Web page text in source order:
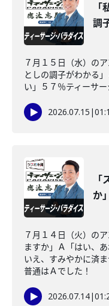
調
７月１５日（水）の
としの調子がわかる
い」５７％ティーサ
2026.07.15 |
か」
７月１４日（火）の
ますか」Ａ「はい、
いえ、すみやかに済
普通はＡでした！
2026.07.14|